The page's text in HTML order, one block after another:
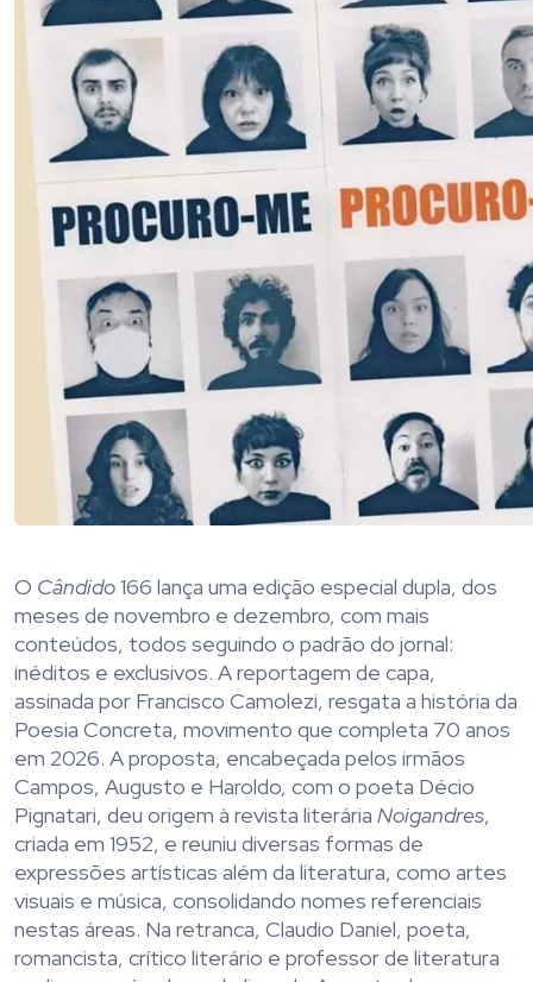
O Cândido166 lança uma edição especial dupla, dos
meses de novembro e dezembro, com mais
conteúdos, todos seguindo o padrão do jornal:
inéditos e exclusivos. A reportagem de capa,
assinada por Francisco Camolezi, resgata a história da
Poesia Concreta, movimento que completa 70 anos
em 2026. A proposta, encabeçada pelos irmãos
Campos, Augusto e Haroldo, com o poeta Décio
Pignatari, deu origem à revista literária Noigandres,
criada em 1952, e reuniu diversas formas de
expressões artísticas além da literatura, como artes
visuais e música, consolidando nomes referenciais
nestas áreas. Na retranca, Claudio Daniel, poeta,
romancista, crítico literário e professor de literatura